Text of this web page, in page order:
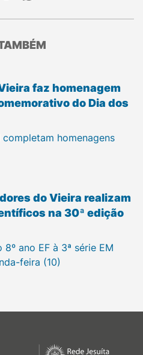
Vieira faz homenagem
do Dia dos
homenagens
do Vieira realizam
na 30ª edição
ano EF à 3ª série EM
feira (10)